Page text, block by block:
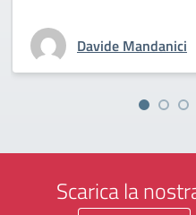
Davide Mandanici
Scarica la